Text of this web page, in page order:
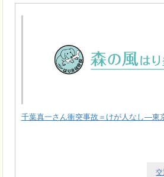
千葉真一さん衝突事故＝けが人なし―東